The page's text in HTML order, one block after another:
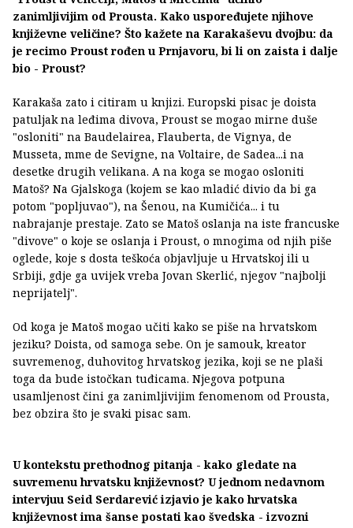
zanimljivijim od Prousta. Kako uspoređujete njihove
književne veličine? Što kažete na Karakaševu dvojbu: da
je recimo Proust rođen u Prnjavoru, bi li on zaista i dalje
bio - Proust?
Karakaša zato i citiram u knjizi. Europski pisac je doista
patuljak na leđima divova, Proust se mogao mirne duše
"osloniti" na Baudelairea, Flauberta, de Vignya, de
Musseta, mme de Sevigne, na Voltaire, de Sadea...i na
desetke drugih velikana. A na koga se mogao osloniti
Matoš? Na Gjalskoga (kojem se kao mladić divio da bi ga
potom "popljuvao"), na Šenou, na Kumičića... i tu
nabrajanje prestaje. Zato se Matoš oslanja na iste francuske
"divove" o koje se oslanja i Proust, o mnogima od njih piše
oglede, koje s dosta teškoća objavljuje u Hrvatskoj ili u
Srbiji, gdje ga uvijek vreba Jovan Skerlić, njegov "najbolji
neprijatelj".
Od koga je Matoš mogao učiti kako se piše na hrvatskom
jeziku? Doista, od samoga sebe. On je samouk, kreator
suvremenog, duhovitog hrvatskog jezika, koji se ne plaši
toga da bude istočkan tuđicama. Njegova potpuna
usamljenost čini ga zanimljivijim fenomenom od Prousta,
bez obzira što je svaki pisac sam.
U kontekstu prethodnog pitanja - kako gledate na
suvremenu hrvatsku književnost? U jednom nedavnom
intervjuu Seid Serdarević izjavio je kako hrvatska
književnost ima šanse postati kao švedska - izvozni